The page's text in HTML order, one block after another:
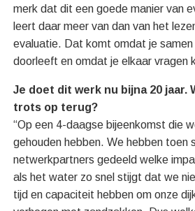
merk dat dit een goede manier van
leert daar meer van dan van het
evaluatie. Dat komt omdat je samen
doorleeft en omdat je elkaar vragen
Je doet dit werk nu bijna 20 jaar.
trots op terug?
“Op een 4-daagse bijeenkomst die
gehouden hebben. We hebben toen
netwerkpartners gedeeld welke
als het water zo snel stijgt dat we
tijd en capaciteit hebben om onze